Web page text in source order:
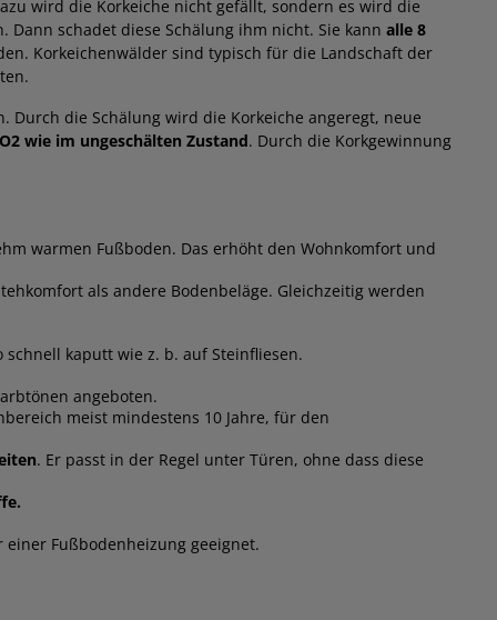
wird die Korkeiche nicht gefällt, sondern es wird die
Dann schadet diese Schälung ihm nicht. Sie kann alle 8
Korkeichenwälder sind typisch für die Landschaft der
die Schälung wird die Korkeiche angeregt, neue
wie im ungeschälten Zustand. Durch die Korkgewinnung
warmen Fußboden. Das erhöht den Wohnkomfort und
als andere Bodenbeläge. Gleichzeitig werden
kaputt wie z. b. auf Steinfliesen.
angeboten.
meist mindestens 10 Jahre, für den
. Er passt in der Regel unter Türen, ohne dass diese
Fußbodenheizung geeignet.